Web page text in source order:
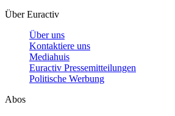
Über Euractiv
Über uns
Kontaktiere uns
Mediahuis
Euractiv Pressemitteilungen
Politische Werbung
Abos